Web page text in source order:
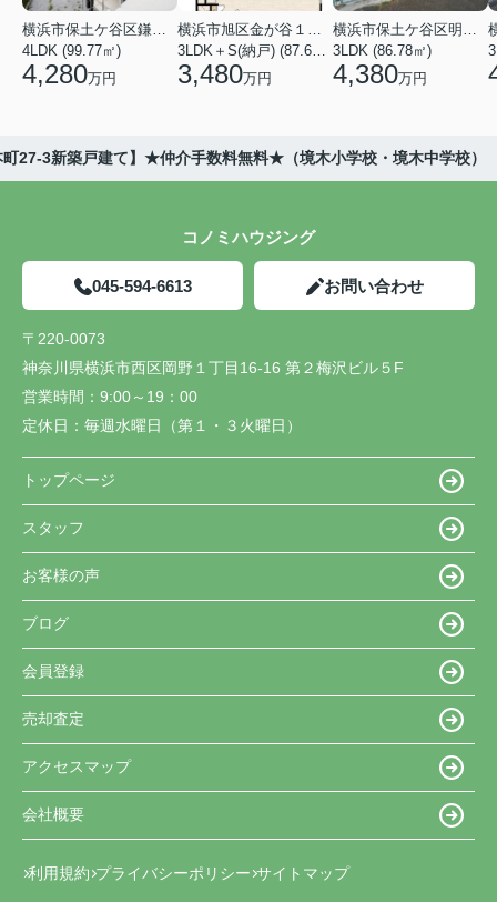
4LDK (99.77㎡)
4,280万円 3,480万円
3LDK (86.78㎡)
4,380万円
27-3新築戸建て】★仲介手数料無料★（境木小学校・境木中学校）
コノミハウジング
045-594-6613 お問い合わせ
〒220-0073
神奈川県横浜市西区岡野１丁目16-16 第２梅沢ビル５F
営業時間： 9:00～19：00
定休日： 毎週水曜日（第１・３火曜日）
トップページ
スタッフ
お客様の声
ブログ
会員登録
売却査定
アクセスマップ
会社概要
利用規約 プライバシーポリシー サイトマップ